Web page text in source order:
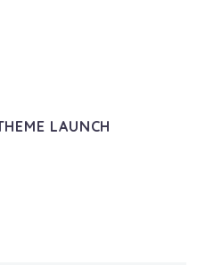
LAUNCH